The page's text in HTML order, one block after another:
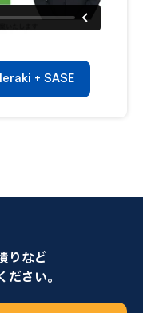
+ SASE
りなど
さい。